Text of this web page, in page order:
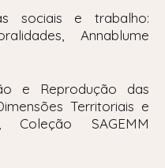
sociais e trabalho:
Annablume
e Reprodução das
Territoriais e
Coleção SAGEMM